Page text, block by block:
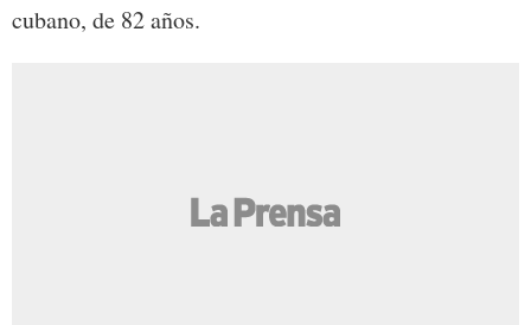
cubano, de 82 años.